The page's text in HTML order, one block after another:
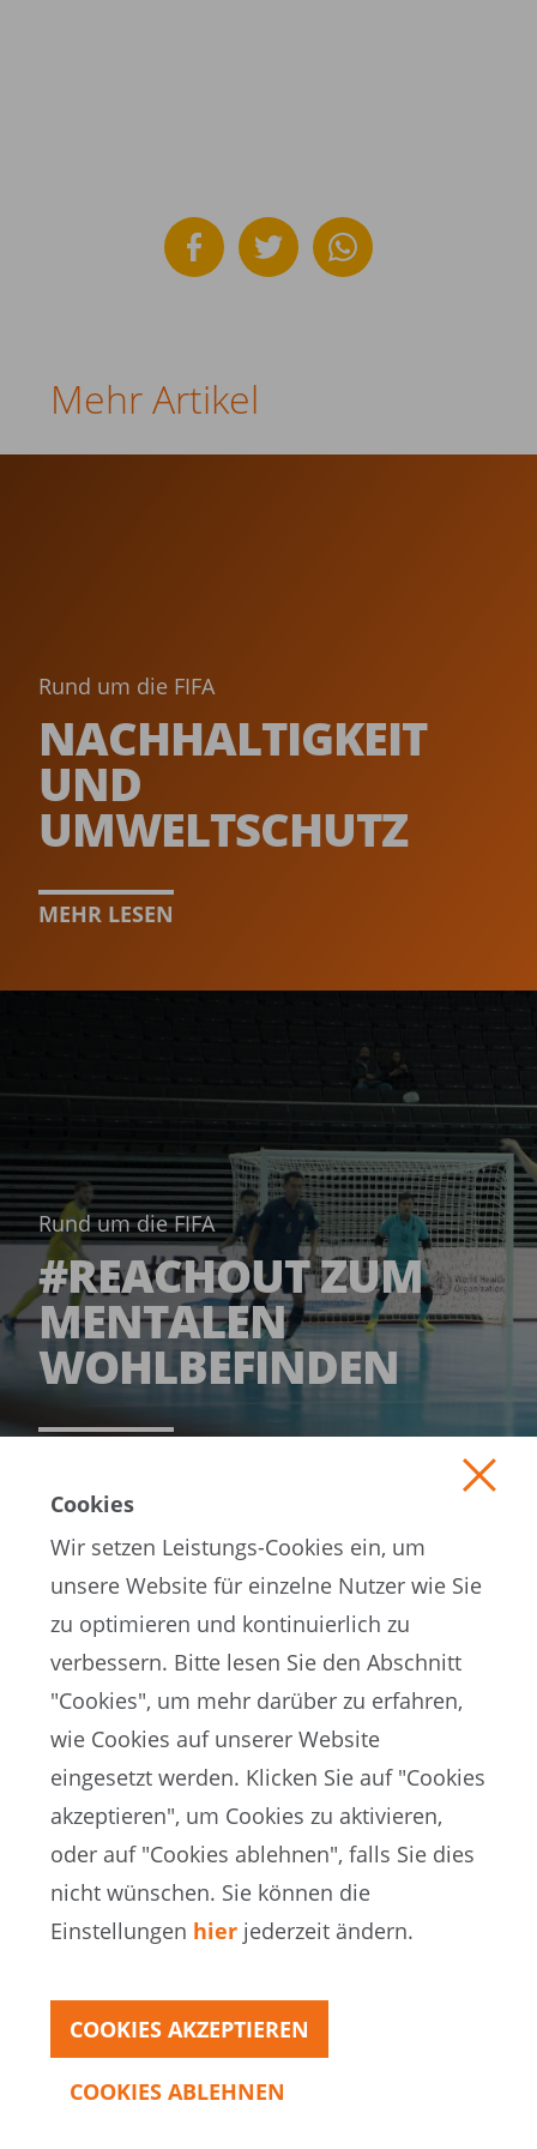
Mehr Artikel
Rund um die FIFA
NACHHALTIGKEIT
UND
UMWELTSCHUTZ­
MEHR LESEN
Rund um die FIFA
#REACHOUT ZUM
MENTALEN
WOHL­BEFINDEN­
Jahresbericht
EN ES DE FR
FIFA-Datenschutzportal
Nutzungsbedingungen
Kontakt zur FIFA
Cookies
Wir setzen Leistungs-Cookies ein, um
unsere Website für einzelne Nutzer wie Sie
zu optimieren und kontinuierlich zu
verbessern. Bitte lesen Sie den Abschnitt
"Cookies", um mehr darüber zu erfahren,
wie Cookies auf unserer Website
eingesetzt werden. Klicken Sie auf "Cookies
akzeptieren", um Cookies zu aktivieren,
oder auf "Cookies ablehnen", falls Sie dies
nicht wünschen. Sie können die
Einstellungen hierjederzeit ändern.
COOKIES AKZEPTIEREN
COOKIES ABLEHNEN